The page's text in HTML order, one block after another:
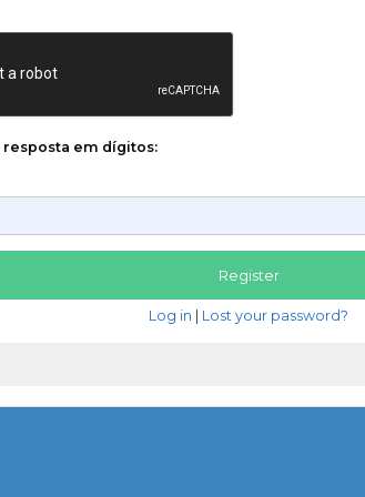
resposta em dígitos:
Log in Lost your password?